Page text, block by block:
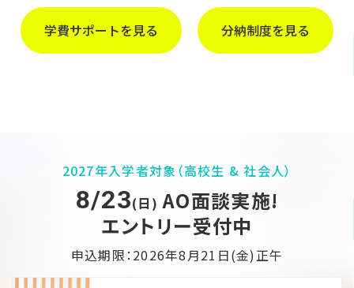
学費サポートを見る 分納制度を見る
2027年入学者対象（高校生 & 社会人）
8/23(日) AO面談実施!
エントリー受付中
申込期限：2026年8月21日(金)正午